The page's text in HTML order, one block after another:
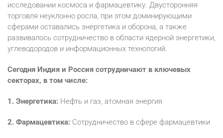
исследовании космоса и фармацевтику. Двусторонняя
торговля неуклонно росла, при этом доминирующими
сферами оставались энергетика и оборона, а также
развивалось сотрудничество в области ядерной энергетики,
углеводородов и информационных технологий.
Сегодня Индия и Россия сотрудничают в ключевых
секторах, в том числе:
1. Энергетика: Нефть и газ, атомная энергия
2. Фармацевтика: Сотрудничество в сфере фармацевтики